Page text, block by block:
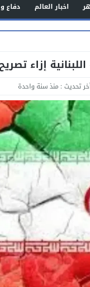
اخبار العالم دفاع
إزاء
تحديث : منذ سنة واحدة